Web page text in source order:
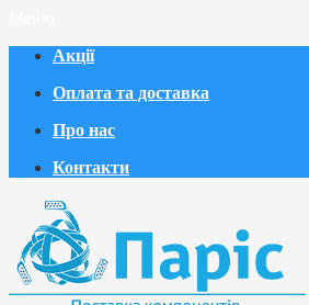
Акції
Оплата та доставка
Про нас
Контакти